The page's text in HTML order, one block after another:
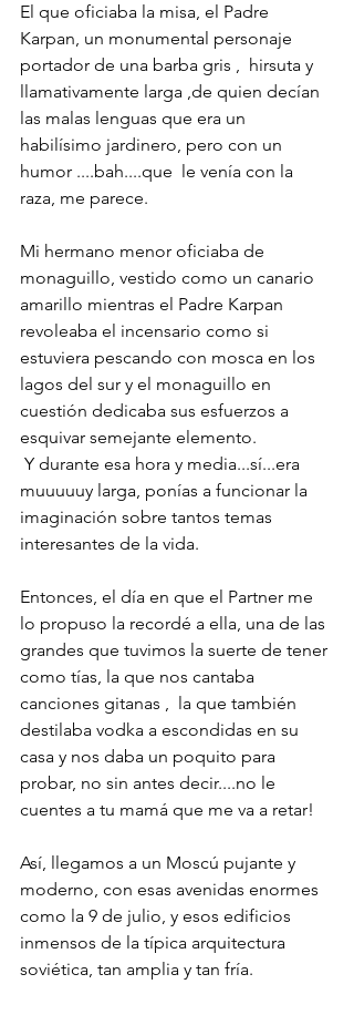
El que oficiaba la misa, el Padre
Karpan, un monumental personaje
portador de una barba gris ,  hirsuta y
llamativamente larga ,de quien decían
las malas lenguas que era un
habilísimo jardinero, pero con un
humor ....bah....que  le venía con la
raza, me parece.
Mi hermano menor oficiaba de
monaguillo, vestido como un canario
amarillo mientras el Padre Karpan
revoleaba el incensario como si
estuviera pescando con mosca en los
lagos del sur y el monaguillo en
cuestión dedicaba sus esfuerzos a
esquivar semejante elemento.
muuuuuy larga, ponías a funcionar la
imaginación sobre tantos temas
interesantes de la vida.
Entonces, el día en que el Partner me
lo propuso la recordé a ella, una de las
grandes que tuvimos la suerte de tener
como tías, la que nos cantaba
canciones gitanas ,  la que también
destilaba vodka a escondidas en su
casa y nos daba un poquito para
probar, no sin antes decir....no le
cuentes a tu mamá que me va a retar!
Así, llegamos a un Moscú pujante y
moderno, con esas avenidas enormes
como la 9 de julio, y esos edificios
inmensos de la típica arquitectura
soviética, tan amplia y tan fría.